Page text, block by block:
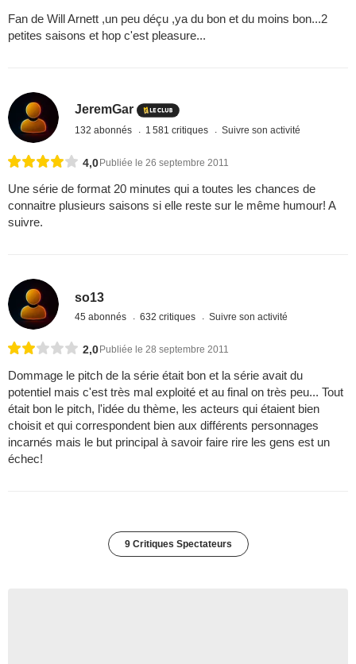
Fan de Will Arnett ,un peu déçu ,ya du bon et du moins bon...2
petites saisons et hop c'est pleasure...
JeremGar
132 abonnés 1 581 critiques Suivre son activité
4,0 Publiée le 26 septembre 2011
Une série de format 20 minutes qui a toutes les chances de
connaitre plusieurs saisons si elle reste sur le même humour! A
suivre.
so13
45 abonnés 632 critiques Suivre son activité
2,0 Publiée le 28 septembre 2011
Dommage le pitch de la série était bon et la série avait du
potentiel mais c'est très mal exploité et au final on très peu... Tout
était bon le pitch, l'idée du thème, les acteurs qui étaient bien
choisit et qui correspondent bien aux différents personnages
incarnés mais le but principal à savoir faire rire les gens est un
échec!
9 Critiques Spectateurs